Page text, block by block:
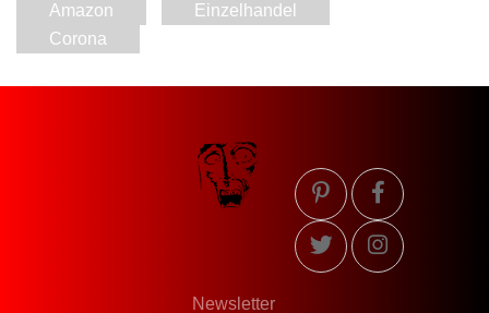
Amazon
Einzelhandel
Corona
Newsletter